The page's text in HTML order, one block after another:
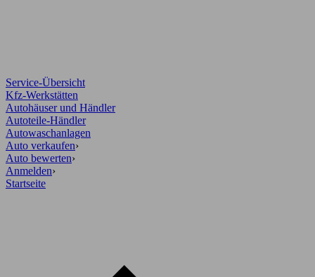
Service-Übersicht
Kfz-Werkstätten
Autohäuser und Händler
Autoteile-Händler
Autowaschanlagen
Auto verkaufen›
Auto bewerten›
Anmelden›
Startseite